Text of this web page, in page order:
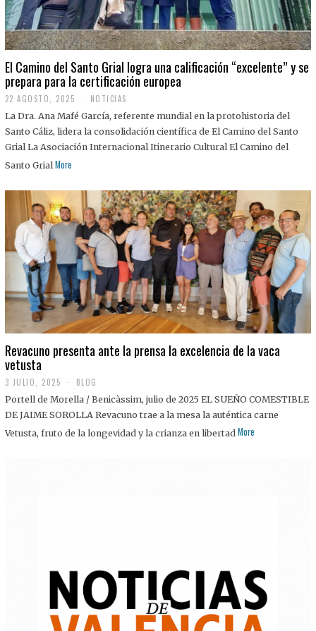
El Camino del Santo Grial logra una calificación “excelente” y se
prepara para la certificación europea
22 AGOSTO, 2025
2
A
G
O
S
2
5
NOTICIAS
La Dra. Ana Mafé García, referente mundial en la protohistoria del
Santo Cáliz, lidera la consolidación científica de El Camino del Santo
Grial La Asociación Internacional Itinerario Cultural El Camino del
Santo Grial More
Revacuno presenta ante la prensa la excelencia de la vaca
vetusta
3 JULIO, 2025
J
U
I
BLOG
Portell de Morella / Benicàssim, julio de 2025 EL SUEÑO COMESTIBLE
DE JAIME SOROLLA Revacuno trae a la mesa la auténtica carne
Vetusta, fruto de la longevidad y la crianza en libertad More